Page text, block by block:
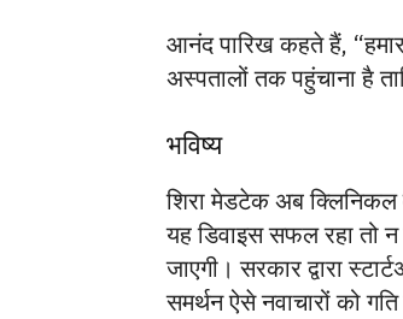
आनंद पारिख कहते हैं,
अस्पतालों तक पहुंचाना है
भविष्य
शिरा मेडटेक अब क्लिनिकल
यह डिवाइस सफल रहा तो
जाएगी। सरकार द्वारा
समर्थन ऐसे नवाचारों को